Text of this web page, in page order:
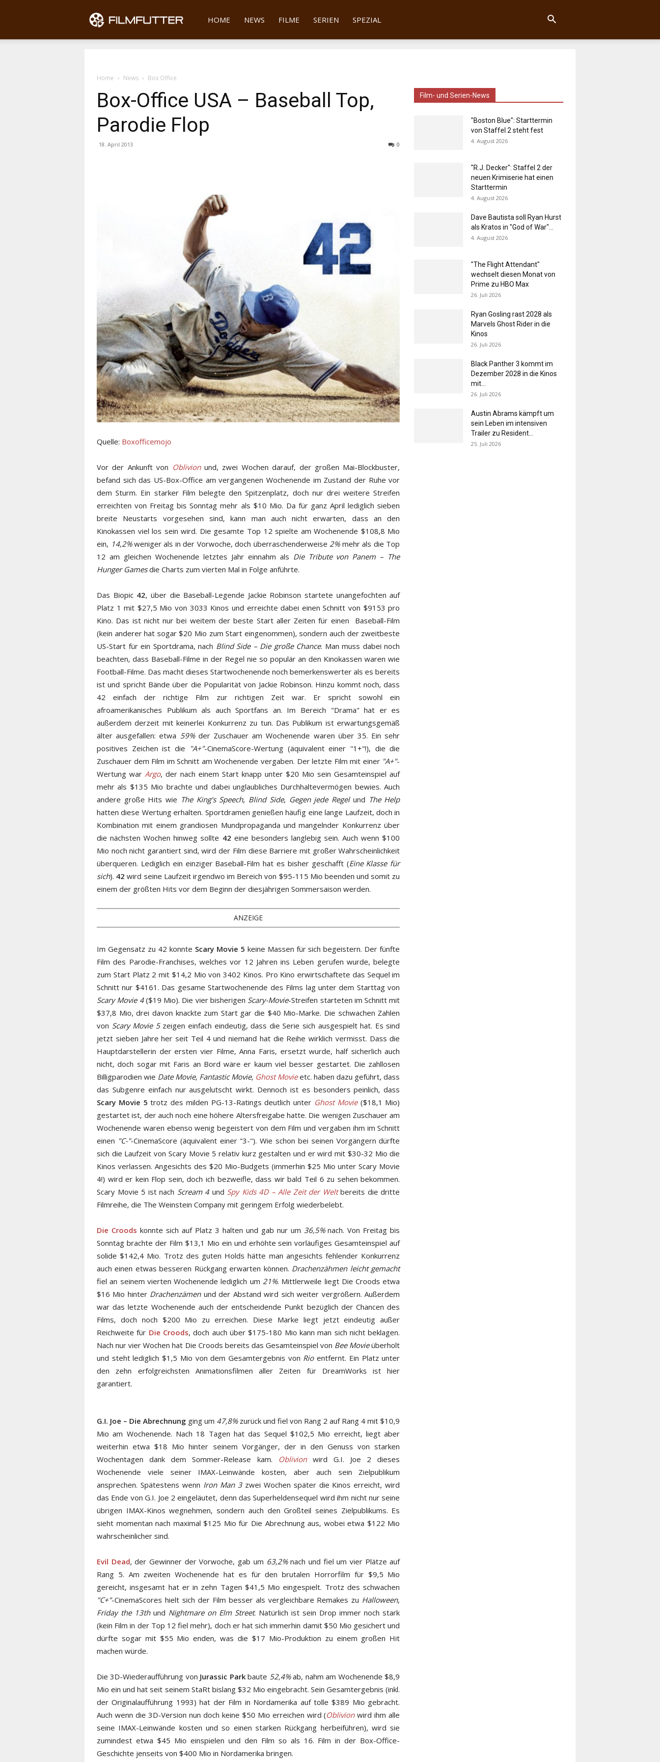
Filmfutter
HOME NEWS FILME SERIEN SPEZIAL
Home News Box Office
Box-Office USA – Baseball Top,
Parodie Flop
18. April 2013 0
Quelle: Boxofficemojo
Vor der Ankunft von Oblivionund, zwei Wochen darauf, der großen Mai-Blockbuster,
befand sich das US-Box-Office am vergangenen Wochenende im Zustand der Ruhe vor
dem Sturm. Ein starker Film belegte den Spitzenplatz, doch nur drei weitere Streifen
erreichten von Freitag bis Sonntag mehr als $10 Mio. Da für ganz April lediglich sieben
breite Neustarts vorgesehen sind, kann man auch nicht erwarten, dass an den
Kinokassen viel los sein wird. Die gesamte Top 12 spielte am Wochenende $108,8 Mio
ein, 14,2%weniger als in der Vorwoche, doch überraschenderweise 2%mehr als die Top
12 am gleichen Wochenende letztes Jahr einnahm als Die Tribute von Panem – The
Hunger Gamesdie Charts zum vierten Mal in Folge anführte.
Das Biopic 42, über die Baseball-Legende Jackie Robinson startete unangefochten auf
Platz 1 mit $27,5 Mio von 3033 Kinos und erreichte dabei einen Schnitt von $9153 pro
Kino. Das ist nicht nur bei weitem der beste Start aller Zeiten für einen Baseball-Film
(kein anderer hat sogar $20 Mio zum Start eingenommen), sondern auch der zweitbeste
US-Start für ein Sportdrama, nach Blind Side – Die große Chance. Man muss dabei noch
beachten, dass Baseball-Filme in der Regel nie so populär an den Kinokassen waren wie
Football-Filme. Das macht dieses Startwochenende noch bemerkenswerter als es bereits
ist und spricht Bände über die Popularität von Jackie Robinson. Hinzu kommt noch, dass
42 einfach der richtige Film zur richtigen Zeit war. Er spricht sowohl ein
afroamerikanisches Publikum als auch Sportfans an. Im Bereich "Drama" hat er es
außerdem derzeit mit keinerlei Konkurrenz zu tun. Das Publikum ist erwartungsgemäß
älter ausgefallen: etwa 59%der Zuschauer am Wochenende waren über 35. Ein sehr
positives Zeichen ist die
"A+"-CinemaScore-Wertung (äquivalent einer "1+"!), die die
Zuschauer dem Film im Schnitt am Wochenende vergaben. Der letzte Film mit einer "A+"-
Wertung war Argo, der nach einem Start knapp unter $20 Mio sein Gesamteinspiel auf
mehr als $135 Mio brachte und dabei unglaubliches Durchhaltevermögen bewies. Auch
andere große Hits wie The King’s Speech, Blind Side, Gegen jede Regelund The Help
hatten diese Wertung erhalten. Sportdramen genießen häufig eine lange Laufzeit, doch in
Kombination mit einem grandiosen Mundpropaganda und mangelnder Konkurrenz über
die nächsten Wochen hinweg sollte 42 eine besonders langlebig sein. Auch wenn $100
Mio noch nicht garantiert sind, wird der Film diese Barriere mit großer Wahrscheinlichkeit
überqueren. Lediglich ein einziger Baseball-Film hat es bisher geschafft (Eine Klasse für
sich). 42 wird seine Laufzeit irgendwo im Bereich von $95-115 Mio beenden und somit zu
einem der größten Hits vor dem Beginn der diesjährigen Sommersaison werden.
ANZEIGE
Im Gegensatz zu 42 konnte Scary Movie 5 keine Massen für sich begeistern. Der fünfte
Film des Parodie-Franchises, welches vor 12 Jahren ins Leben gerufen wurde, belegte
zum Start Platz 2 mit $14,2 Mio von 3402 Kinos. Pro Kino erwirtschaftete das Sequel im
Schnitt nur $4161. Das gesame Startwochenende des Films lag unter dem Starttag von
Scary Movie 4($19 Mio). Die vier bisherigen Scary-Movie-Streifen starteten im Schnitt mit
$37,8 Mio, drei davon knackte zum Start gar die $40 Mio-Marke. Die schwachen Zahlen
von Scary Movie 5zeigen einfach eindeutig, dass die Serie sich ausgespielt hat. Es sind
jetzt sieben Jahre her seit Teil 4 und niemand hat die Reihe wirklich vermisst. Dass die
Hauptdarstellerin der ersten vier Filme, Anna Faris, ersetzt wurde, half sicherlich auch
nicht, doch sogar mit Faris an Bord wäre er kaum viel besser gestartet. Die zahllosen
Billigparodien wie Date Movie, Fantastic Movie, Ghost Movieetc. haben dazu geführt, dass
das Subgenre einfach nur ausgelutscht wirkt. Dennoch ist es besonders peinlich, dass
Scary Movie 5 trotz des milden PG-13-Ratings deutlich unter Ghost Movie($18,1 Mio)
gestartet ist, der auch noch eine höhere Altersfreigabe hatte. Die wenigen Zuschauer am
Wochenende waren ebenso wenig begeistert von dem Film und vergaben ihm im Schnitt
einen "C-"-CinemaScore (äquivalent einer "3-"). Wie schon bei seinen Vorgängern dürfte
sich die Laufzeit von Scary Movie 5 relativ kurz gestalten und er wird mit $30-32 Mio die
Kinos verlassen. Angesichts des $20 Mio-Budgets (immerhin $25 Mio unter Scary Movie
4!) wird er kein Flop sein, doch ich bezweifle, dass wir bald Teil 6 zu sehen bekommen.
Scary Movie 5 ist nach Scream 4und Spy Kids 4D – Alle Zeit der Weltbereits die dritte
Filmreihe, die The Weinstein Company mit geringem Erfolg wiederbelebt.
Die Croods konnte sich auf Platz 3 halten und gab nur um 36,5%nach. Von Freitag bis
Sonntag brachte der Film $13,1 Mio ein und erhöhte sein vorläufiges Gesamteinspiel auf
solide $142,4 Mio. Trotz des guten Holds hätte man angesichts fehlender Konkurrenz
auch einen etwas besseren Rückgang erwarten können. Drachenzähmen leicht gemacht
fiel an seinem vierten Wochenende lediglich um 21%. Mittlerweile liegt Die Croods etwa
$16 Mio hinter Drachenzämenund der Abstand wird sich weiter vergrößern. Außerdem
war das letzte Wochenende auch der entscheidende Punkt bezüglich der Chancen des
Films, doch noch $200 Mio zu erreichen. Diese Marke liegt jetzt eindeutig außer
Reichweite für Die Croods, doch auch über $175-180 Mio kann man sich nicht beklagen.
Nach nur vier Wochen hat Die Croods bereits das Gesamteinspiel von Bee Movieüberholt
und steht lediglich $1,5 Mio von dem Gesamtergebnis von Rioentfernt. Ein Platz unter
den zehn erfolgreichsten Animationsfilmen aller Zeiten für DreamWorks ist hier
garantiert.
G.I. Joe – Die Abrechnung ging um 47,8%zurück und fiel von Rang 2 auf Rang 4 mit $10,9
Mio am Wochenende. Nach 18 Tagen hat das Sequel $102,5 Mio erreicht, liegt aber
weiterhin etwa $18 Mio hinter seinem Vorgänger, der in den Genuss von starken
Wochentagen dank dem Sommer-Release kam.
Oblivionwird G.I. Joe 2 dieses
Wochenende viele seiner IMAX-Leinwände kosten, aber auch sein Zielpublikum
ansprechen. Spätestens wenn Iron Man 3zwei Wochen später die Kinos erreicht, wird
das Ende von G.I. Joe 2 eingeläutet, denn das Superheldensequel wird ihm nicht nur seine
übrigen IMAX-Kinos wegnehmen, sondern auch den Großteil seines Zielpublikums. Es
sieht momentan nach maximal $125 Mio für Die Abrechnung aus, wobei etwa $122 Mio
wahrscheinlicher sind.
Evil Dead, der Gewinner der Vorwoche, gab um 63,2%nach und fiel um vier Plätze auf
Rang 5. Am zweiten Wochenende hat es für den brutalen Horrorfilm für $9,5 Mio
gereicht, insgesamt hat er in zehn Tagen $41,5 Mio eingespielt. Trotz des schwachen
"C+"-CinemaScores hielt sich der Film besser als vergleichbare Remakes zu Halloween,
Friday the 13thund Nightmare on Elm Street. Natürlich ist sein Drop immer noch stark
(kein Film in der Top 12 fiel mehr), doch er hat sich immerhin damit $50 Mio gesichert und
dürfte sogar mit $55 Mio enden, was die $17 Mio-Produktion zu einem großen Hit
machen würde.
Die 3D-Wiederaufführung von Jurassic Parkbaute 52,4%ab, nahm am Wochenende $8,9
Mio ein und hat seit seinem StaRt bislang $32 Mio eingebracht. Sein Gesamtergebnis (inkl.
der Originalaufführung 1993) hat der Film in Nordamerika auf tolle $389 Mio gebracht.
Auch wenn die 3D-Version nun doch keine $50 Mio erreichen wird (Oblivionwird ihm alle
seine IMAX-Leinwände kosten und so einen starken Rückgang herbeiführen), wird sie
zumindest etwa $45 Mio einspielen und den Film so als 16. Film in der Box-Office-
Geschichte jenseits von $400 Mio in Nordamerika bringen.
Film- und Serien-News
"Boston Blue": Starttermin
von Staffel 2 steht fest
4. August 2026
"R.J. Decker": Staffel 2 der
neuen Krimiserie hat einen
Starttermin
4. August 2026
Dave Bautista soll Ryan Hurst
als Kratos in "God of War"...
4. August 2026
"The Flight Attendant"
wechselt diesen Monat von
Prime zu HBO Max
26. Juli 2026
Ryan Gosling rast 2028 als
Marvels Ghost Rider in die
Kinos
26. Juli 2026
Black Panther 3 kommt im
Dezember 2028 in die Kinos
mit...
26. Juli 2026
Austin Abrams kämpft um
sein Leben im intensiven
Trailer zu Resident...
25. Juli 2026